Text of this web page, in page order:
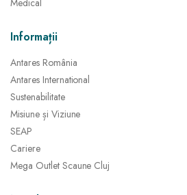
Medical
Informații
Antares România
Antares International
Sustenabilitate
Misiune și Viziune
SEAP
Cariere
Mega Outlet Scaune Cluj